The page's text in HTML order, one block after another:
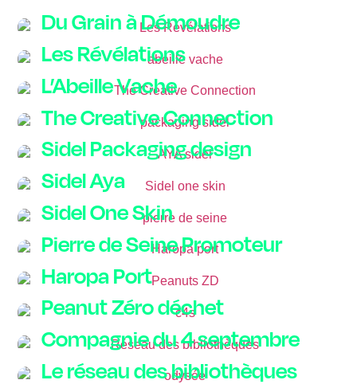
Du Grain à Démoudre
Les Révélations
L’Abeille Vache
The Creative Connection
Sidel Packaging design
Sidel Aya
Sidel One Skin
Pierre de Seine Promoteur
Haropa Port
Peanut Zéro déchet
Compagnie du 4 septembre
Le réseau des bibliothèques